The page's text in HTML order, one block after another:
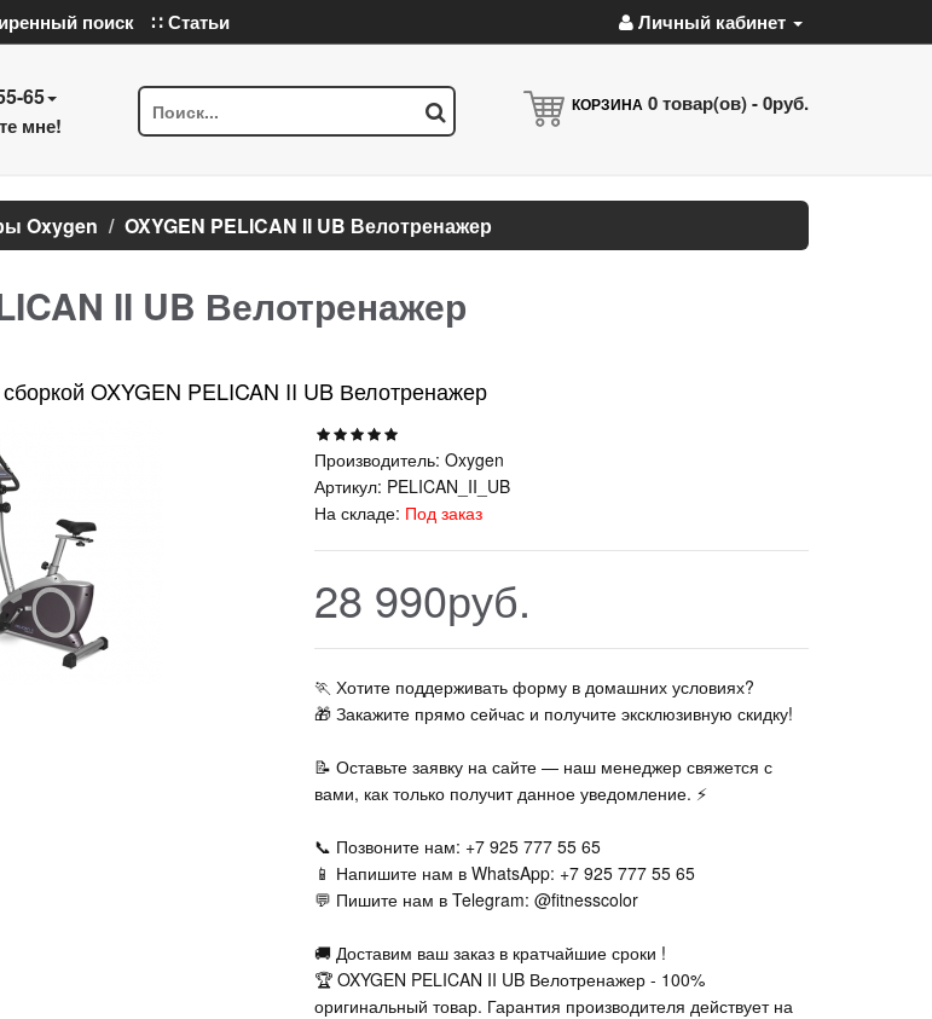
поиск ∷ Статьи Личный кабинет
65
мне!
КОРЗИНА 0товар(ов) -0руб.
Oxygen OXYGEN PELICAN II UB Велотренажер
II UB Велотренажер
OXYGEN PELICAN II UB Велотренажер
Производитель: Oxygen
Артикул: PELICAN_II_UB
На складе: Под заказ
28 990руб.
🏃‍ Хотите поддерживать форму в домашних условиях?
🎁 Закажите прямо сейчас и получите эксклюзивную скидку!
📝 Оставьте заявку на сайте — наш менеджер свяжется с
вами, как только получит данное уведомление. ⚡
📞 Позвоните нам: +7 925 777 55 65
📱 Напишите нам в WhatsApp: +7 925 777 55 65
💬 Пишите нам в Telegram: @fitnesscolor
🚚 Доставим ваш заказ в кратчайшие сроки !
🏆 OXYGEN PELICAN II UB Велотренажер - 100%
оригинальный товар. Гарантия производителя действует на